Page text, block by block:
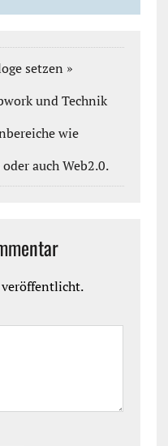
setzen »
und Technik
wie
auch Web2.0.